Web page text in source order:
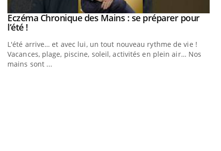
Youtube
Eczéma Chronique des Mains : se préparer pour
l’été !Youtube
L'été arrive… et avec lui, un tout nouveau rythme de vie !
Vacances, plage, piscine, soleil, activités en plein air… Nos
mains sont ...